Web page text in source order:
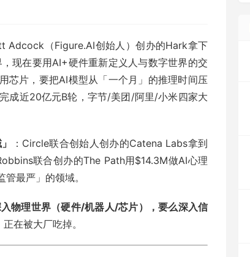
Adcock（Figure.AI创始人）创办的Hark拿下
现在要用AI+硬件重新定义人与数字世界的交
片，要把AI模型从「一个月」的推理时间压
成近20亿元B轮，字节/美团/阿里/小米四家大
：Circle联合创始人创办的Catena Labs拿到
联合创办的The Path用$14.3M做AI心理
最严」的领域。
理世界（硬件/机器人/芯片），要么深入信
在被大厂吃掉。